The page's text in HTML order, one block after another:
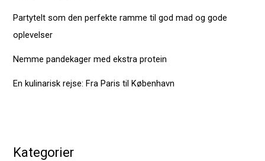
Partytelt som den perfekte ramme til god mad og gode
oplevelser
Nemme pandekager med ekstra protein
En kulinarisk rejse: Fra Paris til København
Kategorier